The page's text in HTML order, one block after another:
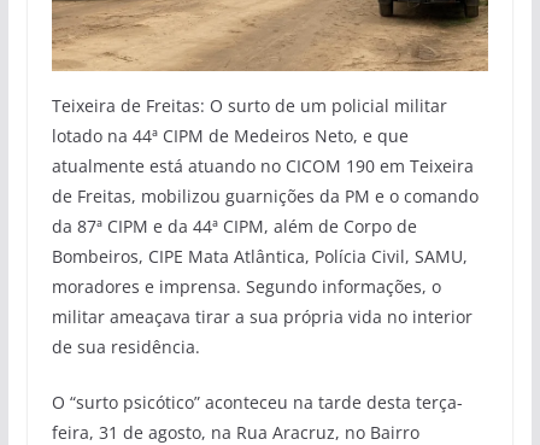
Teixeira de Freitas: O surto de um policial militar
lotado na 44ª CIPM de Medeiros Neto, e que
atualmente está atuando no CICOM 190 em Teixeira
de Freitas, mobilizou guarnições da PM e o comando
da 87ª CIPM e da 44ª CIPM, além de Corpo de
Bombeiros, CIPE Mata Atlântica, Polícia Civil, SAMU,
moradores e imprensa. Segundo informações, o
militar ameaçava tirar a sua própria vida no interior
de sua residência.
O “surto psicótico” aconteceu na tarde desta terça-
feira, 31 de agosto, na Rua Aracruz, no Bairro